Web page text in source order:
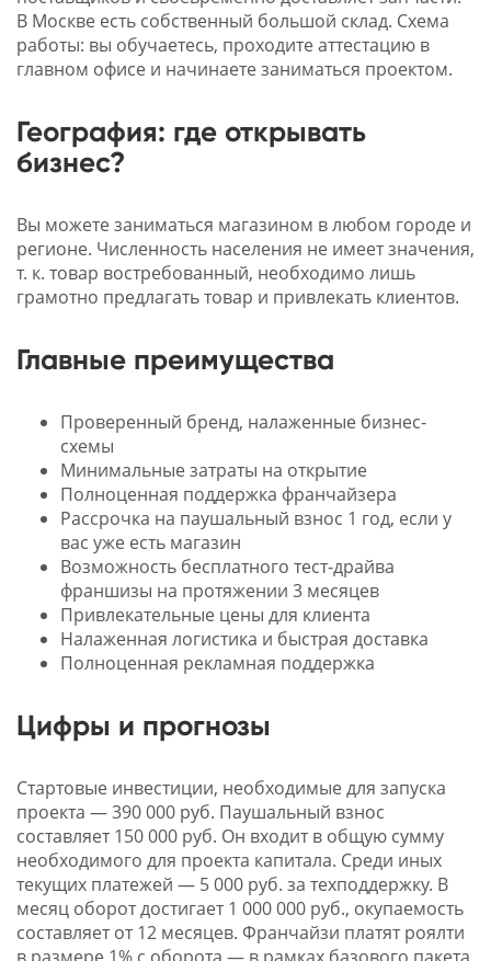
В Москве есть собственный большой склад. Схема
работы: вы обучаетесь, проходите аттестацию в
главном офисе и начинаете заниматься проектом.
География: где открывать
бизнес?
Вы можете заниматься магазином в любом городе и
регионе. Численность населения не имеет значения,
т. к. товар востребованный, необходимо лишь
грамотно предлагать товар и привлекать клиентов.
Главные преимущества
Проверенный бренд, налаженные бизнес-
схемы
Минимальные затраты на открытие
Полноценная поддержка франчайзера
Рассрочка на паушальный взнос 1 год, если у
вас уже есть магазин
Возможность бесплатного тест-драйва
франшизы на протяжении 3 месяцев
Привлекательные цены для клиента
Налаженная логистика и быстрая доставка
Полноценная рекламная поддержка
Цифры и прогнозы
Стартовые инвестиции, необходимые для запуска
проекта — 390 000 руб. Паушальный взнос
составляет 150 000 руб. Он входит в общую сумму
необходимого для проекта капитала. Среди иных
текущих платежей — 5 000 руб. за техподдержку. В
месяц оборот достигает 1 000 000 руб., окупаемость
составляет от 12 месяцев. Франчайзи платят роялти